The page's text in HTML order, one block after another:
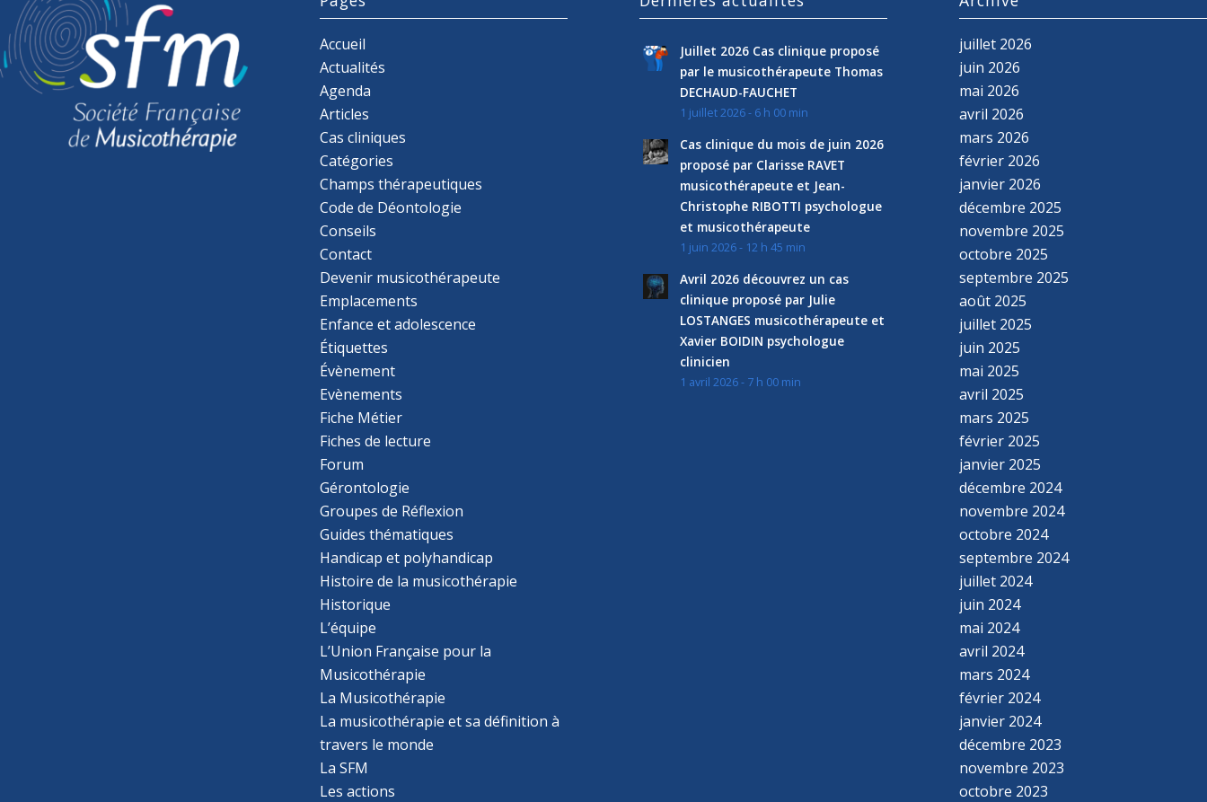
Accueil
Actualités
Agenda
Articles
Cas cliniques
Catégories
Champs thérapeutiques
Code de Déontologie
Conseils
Contact
Devenir musicothérapeute
Emplacements
Enfance et adolescence
Étiquettes
Évènement
Evènements
Fiche Métier
Fiches de lecture
Forum
Gérontologie
Groupes de Réflexion
Guides thématiques
Handicap et polyhandicap
Histoire de la musicothérapie
Historique
L’équipe
L’Union Française pour la
Musicothérapie
La Musicothérapie
La musicothérapie et sa définition à
travers le monde
La SFM
Les actions
Juillet 2026 Cas clinique proposé
par le musicothérapeute Thomas
DECHAUD-FAUCHET
1 juillet 2026 - 6 h 00 min
Cas clinique du mois de juin 2026
proposé par Clarisse RAVET
musicothérapeute et Jean-
Christophe RIBOTTI psychologue
et musicothérapeute
1 juin 2026 - 12 h 45 min
Avril 2026 découvrez un cas
clinique proposé par Julie
LOSTANGES musicothérapeute et
Xavier BOIDIN psychologue
clinicien
1 avril 2026 - 7 h 00 min
juillet 2026
juin 2026
mai 2026
avril 2026
mars 2026
février 2026
janvier 2026
décembre 2025
novembre 2025
octobre 2025
septembre 2025
août 2025
juillet 2025
juin 2025
mai 2025
avril 2025
mars 2025
février 2025
janvier 2025
décembre 2024
novembre 2024
octobre 2024
septembre 2024
juillet 2024
juin 2024
mai 2024
avril 2024
mars 2024
février 2024
janvier 2024
décembre 2023
novembre 2023
octobre 2023